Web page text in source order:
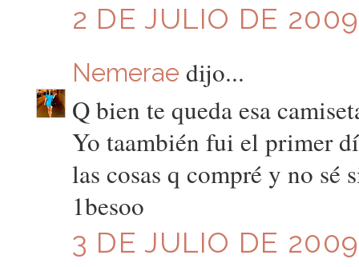
2 DE JULIO DE
Nemerae dijo...
Q bien te queda esa
Yo taambién fui el primer
las cosas q compré y no sé
1besoo
3 DE JULIO DE